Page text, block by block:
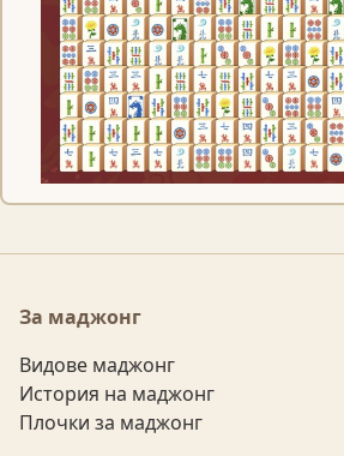
За маджонг
Видове маджонг
История на маджонг
Плочки за маджонг